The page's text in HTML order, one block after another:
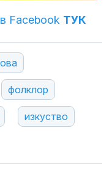
Facebook ТУК
фолклор
изкуство